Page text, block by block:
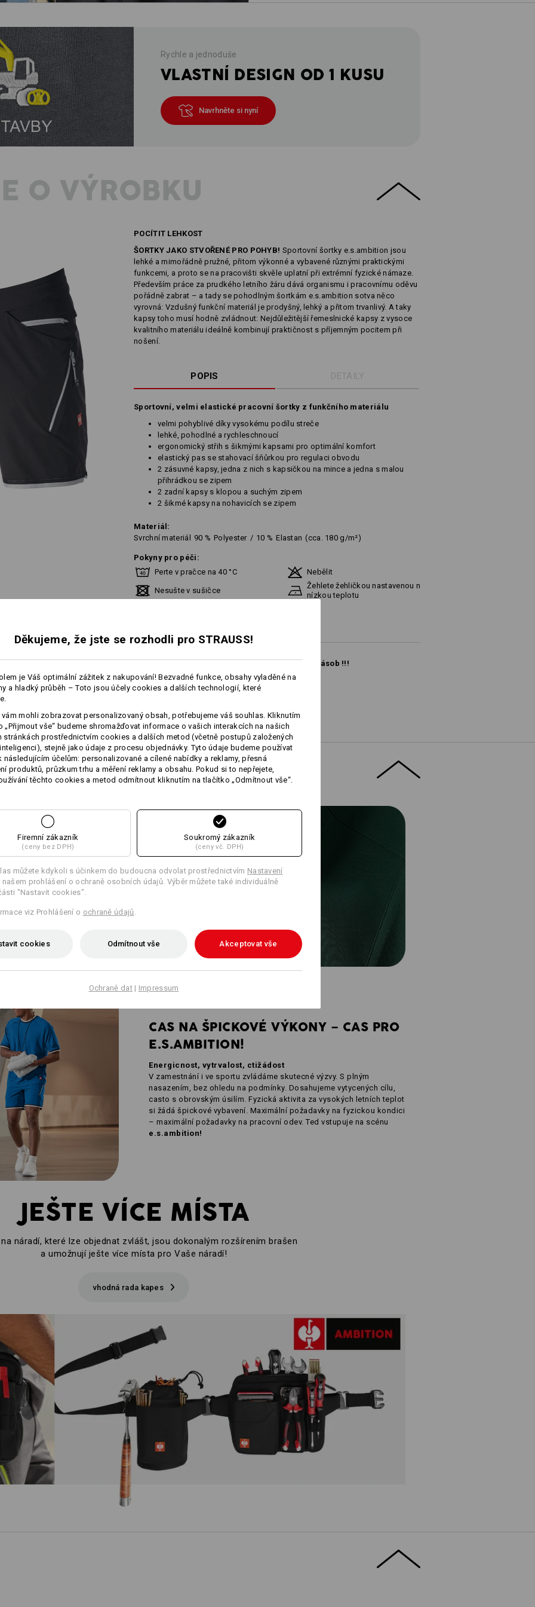
Rychle a jednoduše
VLASTNÍ DESIGN OD 1 KUSU
Navrhněte si nyní
O VÝROBKU
POCÍTIT LEHKOST
ŠORTKY JAKO STVOŘENÉ PRO POHYB! Sportovní šortky e.s.ambition jsou
lehké a mimořádně pružné, přitom výkonné a vybavené různými praktickými
funkcemi, a proto se na pracovišti skvěle uplatní při extrémní fyzické námaze.
Především práce za prudkého letního žáru dává organismu i pracovnímu oděvu
pořádně zabrat – a tady se pohodlným šortkám e.s.ambition sotva něco
vyrovná: Vzdušný funkční materiál je prodyšný, lehký a přitom trvanlivý. A taky
kapsy toho musí hodně zvládnout: Nejdůležitější řemeslnické kapsy z vysoce
kvalitního materiálu ideálně kombinují praktičnost s příjemným pocitem při
nošení.
POPIS DETAILY
Sportovní, velmi elastické pracovní šortky z funkčního materiálu
velmi pohyblivé díky vysokému podílu streče
lehké, pohodlné a rychleschnoucí
ergonomický střih s šikmými kapsami pro optimální komfort
elastický pas se stahovací šňůrkou pro regulaci obvodu
2 zásuvné kapsy, jedna z nich s kapsičkou na mince a jedna s malou
přihrádkou se zipem
2 zadní kapsy s klopou a suchým zipem
2 šikmé kapsy na nohavicích se zipem
Materiál:
Svrchní materiál
90 % Polyester / 10 % Elastan (cca. 180 g/m²)
Pokyny pro péči:
Perte v pračce na 40 °C
Nebělit
Nesušte v sušičce
Žehlete žehličkou nastavenou na
nízkou teplotu
!!! Sezónní zboží !!! K dodání jen do vyprodání zásob !!!
Personalizace:
Vlastní návrh Logoservice
více
INFORMACE
cargo: I když jsou tyto
mají zip, neprekážejí pri
CAS NA ŠPICKOVÉ VÝKONY – CAS PRO
E.S.AMBITION!
Energicnost, vytrvalost, ctižádost
V zamestnání i ve sportu zvládáme skutecné výzvy. S plným
nasazením, bez ohledu na podmínky. Dosahujeme vytycených cílu,
casto s obrovským úsilím. Fyzická aktivita za vysokých letních teplot
si žádá špickové vybavení. Maximální požadavky na fyzickou kondici
– maximální požadavky na pracovní odev. Ted vstupuje na scénu
e.s.ambition!
JEŠTE VÍCE MÍSTA
na náradí, které lze objednat zvlášt, jsou dokonalým rozšírením brašen
a umožnují ješte více místa pro Vaše náradí!
vhodná rada kapes
Děkujeme, že jste se rozhodli pro STRAUSS!
je Váš optimální zážitek z nakupování! Bezvadné funkce, obsahy vyladěné na
a hladký průběh – Toto jsou účely cookies a dalších technologií, které
vám mohli zobrazovat personalizovaný obsah, potřebujeme váš souhlas. Kliknutím
„Přijmout vše“ budeme shromažďovat informace o vašich interakcích na našich
stránkách prostřednictvím cookies a dalších metod (včetně postupů založených
stejně jako údaje z procesu objednávky. Tyto údaje budeme používat
následujícím účelům: personalizované a cílené nabídky a reklamy, přesná
produktů, průzkum trhu a měření reklamy a obsahu. Pokud si to nepřejete,
těchto cookies a metod odmítnout kliknutím na tlačítko „Odmítnout vše“.
Firemní zákazník
(ceny bez DPH)
Soukromý zákazník
(ceny vč. DPH)
můžete kdykoli s účinkem do budoucna odvolat prostřednictvím Nastavení
prohlášení o ochraně osobních údajů. Výběr můžete také individuálně
"Nastavit cookies".
viz Prohlášení o ochraně údajů
cookies Odmítnout vše Akceptovat vše
Ochraně dat| Impressum